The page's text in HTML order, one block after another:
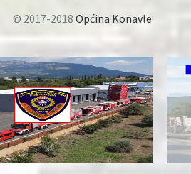
© 2017-2018 Općina Konavle